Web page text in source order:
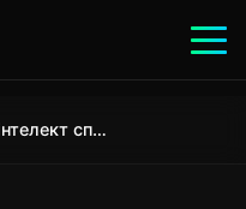
Чому штучний інтелект споживає величезну кількість електрики